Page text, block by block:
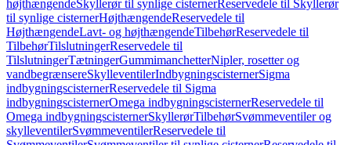
højthængendeSkyllerør til synlige cisternerReservedele til Skyllerør
til synlige cisternerHøjthængendeReservedele til
HøjthængendeLavt- og højthængendeTilbehørReservedele til
TilbehørTilslutningerReservedele til
TilslutningerTætningerGummimanchetterNipler, rosetter og
vandbegrænsereSkylleventilerIndbygningscisternerSigma
indbygningscisternerReservedele til Sigma
indbygningscisternerOmega indbygningscisternerReservedele til
Omega indbygningscisternerSkyllerørTilbehørSvømmeventiler og
skylleventilerSvømmeventilerReservedele til